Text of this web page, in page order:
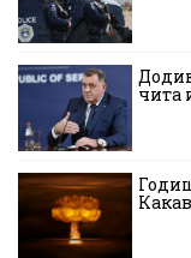
чита